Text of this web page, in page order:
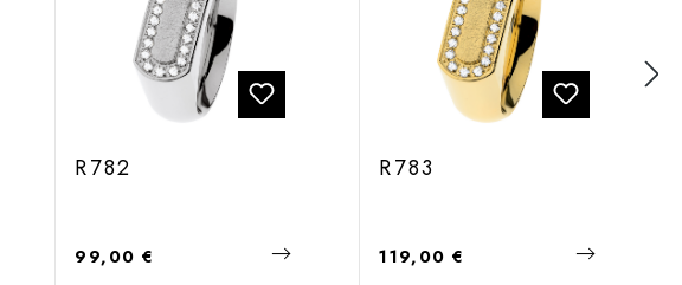
R782
Regulärer Preis:
99,00 €
R783
Regulärer Preis:
119,00 €